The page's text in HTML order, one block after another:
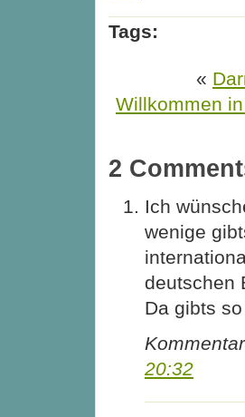
Tags:
«
Willkommen
2
Ich
wenige
deutschen
Da gibts
20:32